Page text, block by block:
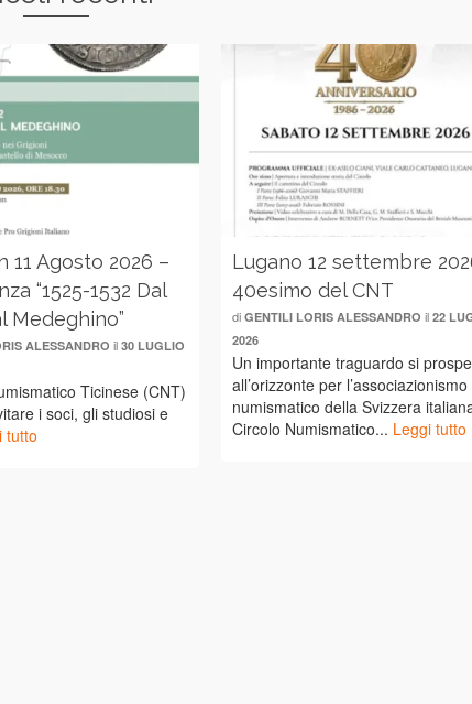
11 Agosto 2026 –
“1525-1532 Dal
Medeghino”
ALESSANDRO il30 LUGLIO
Ticinese (CNT)
i soci, gli studiosi e
tutto
Lugano 12 settembre
40esimo del CNT
diGENTILI LORIS ALESSANDRO il22
2026
Un importante traguardo si
all’orizzonte per l’associazionismo
numismatico della Svizzera
Circolo Numismatico... Leggi tutto